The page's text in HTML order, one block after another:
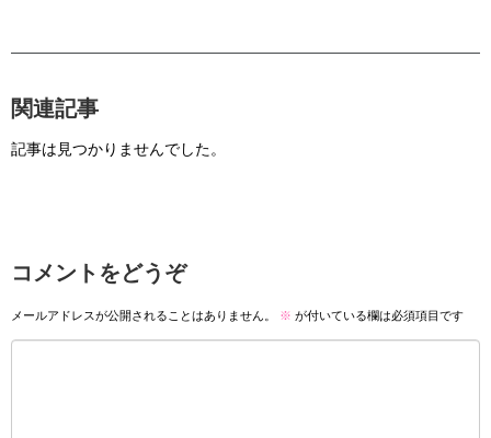
関連記事
記事は見つかりませんでした。
コメントをどうぞ
メールアドレスが公開されることはありません。 ※ が付いている欄は必須項目です